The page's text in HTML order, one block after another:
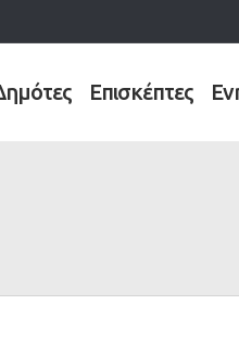
Επισκέπτες